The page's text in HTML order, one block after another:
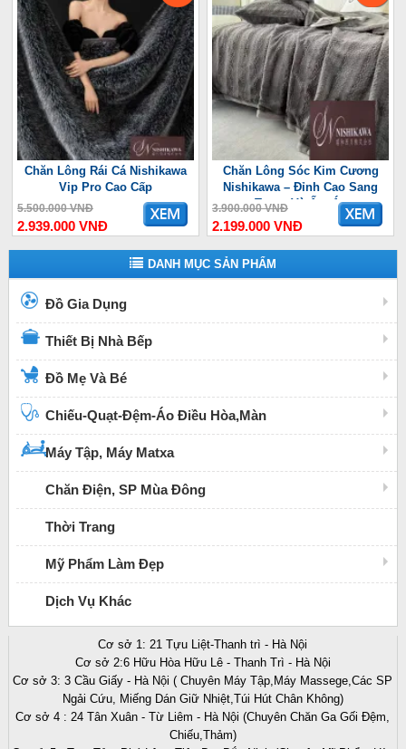
Chăn Lông Rái Cá Nishikawa
Vip Pro Cao Cấp
5.500.000 VNĐ
2.939.000 VNĐ
Chăn Lông Sóc Kim Cương
Nishikawa – Đỉnh Cao Sang
Trọng Và Ấm Áp
3.900.000 VNĐ
2.199.000 VNĐ
DANH MỤC SẢN PHẨM
Đồ Gia Dụng
Thiết Bị Nhà Bếp
Đồ Mẹ Và Bé
Chiếu-Quạt-Đệm-Áo Điều Hòa,Màn
Máy Tập, Máy Matxa
Chăn Điện, SP Mùa Đông
Thời Trang
Mỹ Phẩm Làm Đẹp
Dịch Vụ Khác
Cơ sở 1: 21 Tựu Liệt-Thanh trì - Hà Nội
Cơ sở 2:6 Hữu Hòa Hữu Lê - Thanh Trì - Hà Nội
Cơ sở 3: 3 Cầu Giấy - Hà Nội ( Chuyên Máy Tập,Máy Massege,Các SP
Ngải Cứu, Miếng Dán Giữ Nhiệt,Túi Hút Chân Không)
Cơ sở 4 : 24 Tân Xuân - Từ Liêm - Hà Nội (Chuyên Chăn Ga Gối Đệm,
Chiếu,Thảm)